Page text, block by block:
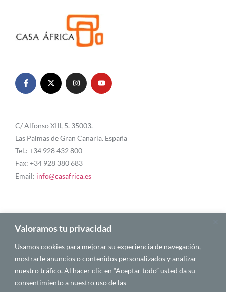
Valoramos tu privacidad
Usamos cookies para mejorar su experiencia de navegación,
mostrarle anuncios o contenidos personalizados y analizar
nuestro tráfico. Al hacer clic en “Aceptar todo” usted da su
consentimiento a nuestro uso de las
C/ Alfonso XIII, 5. 35003.
Las Palmas de Gran Canaria. España
Tel.: +34 928 432 800
Fax: +34 928 380 683
Email: info@casafrica.es
Blog
About Us
Personalities